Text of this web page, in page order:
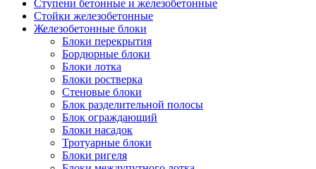
Ступени бетонные и железобетонные
Стойки железобетонные
Железобетонные блоки
Блоки перекрытия
Бордюрные блоки
Блоки лотка
Блоки ростверка
Стеновые блоки
Блок разделительной полосы
Блок ограждающий
Блоки насадок
Тротуарные блоки
Блоки ригеля